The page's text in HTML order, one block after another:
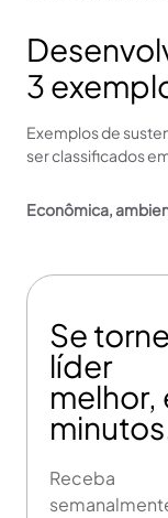
3
Exemplos de
ser classificados
Econômica,
Se
líder
melhor,
Receba